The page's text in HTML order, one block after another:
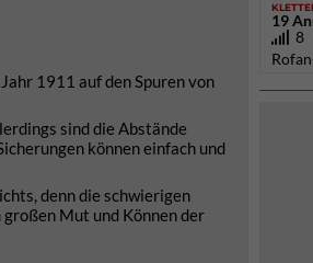
1911 auf den Spuren von
sind die Abstände
können einfach und
denn die schwierigen
Mut und Können der
19